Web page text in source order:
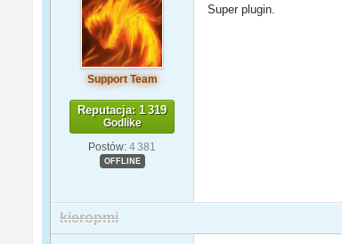
Support Team
Reputacja: 1 319
Godlike
Postów: 4 381
OFFLINE
Super plugin.
kieropmi